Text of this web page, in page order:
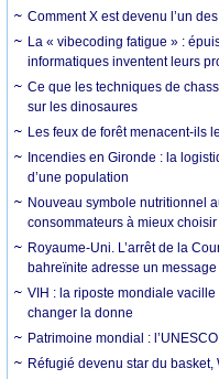
Comment X est devenu l’un
La « vibecoding fatigue » :
informatiques inventent leurs
Ce que les techniques de
sur les dinosaures
Les feux de forêt menacent-ils
Incendies en Gironde : la
d’une population
Nouveau symbole nutritionnel
consommateurs à mieux choisir
Royaume-Uni. L’arrêt de la
bahreïnite adresse un
VIH : la riposte mondiale
changer la donne
Patrimoine mondial :
Réfugié devenu star du